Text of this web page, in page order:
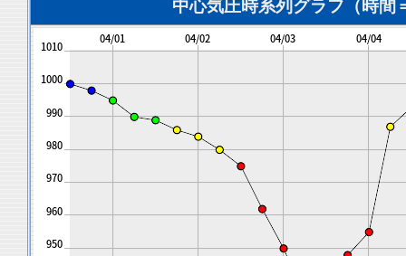
中心気圧時系列グラフ（時間